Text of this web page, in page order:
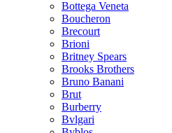
Bottega Veneta
Boucheron
Brecourt
Brioni
Britney Spears
Brooks Brothers
Bruno Banani
Brut
Burberry
Bvlgari